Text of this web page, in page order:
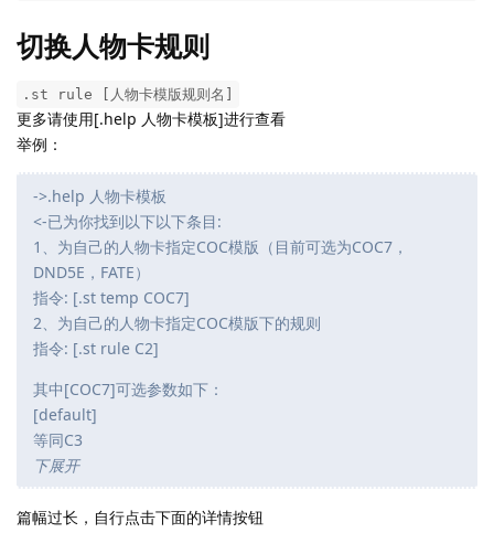
切换人物卡规则
.st rule [人物卡模版规则名]
更多请使用[.help 人物卡模板]进行查看
举例：
->.help 人物卡模板
<-已为你找到以下以下条目:
1、为自己的人物卡指定COC模版（目前可选为COC7，
DND5E，FATE）
指令: [.st temp COC7]
2、为自己的人物卡指定COC模版下的规则
指令: [.st rule C2]
其中[COC7]可选参数如下：
[default]
等同C3
下展开
篇幅过长，自行点击下面的详情按钮